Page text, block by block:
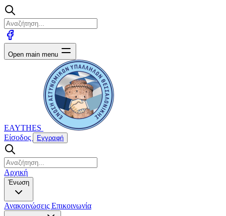
Open main menu
EAYTHES
Είσοδος
Εγγραφή
Αρχική
Ένωση
Ανακοινώσεις Επικοινωνία